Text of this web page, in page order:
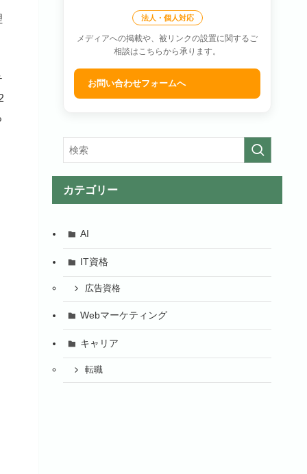
法人・個人対応
メディアへの掲載や、被リンクの設置に関するご
相談はこちらから承ります。
お問い合わせフォームへ
カテゴリー
AI
IT資格
広告資格
Webマーケティング
キャリア
転職